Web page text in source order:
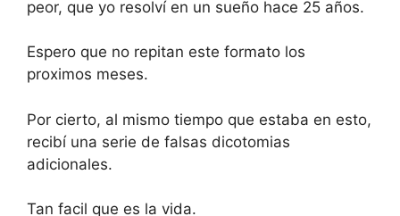
peor, que yo resolví en un sueño hace 25 años.
Espero que no repitan este formato los
proximos meses.
Por cierto, al mismo tiempo que estaba en esto,
recibí una serie de falsas dicotomias
adicionales.
Tan facil que es la vida.